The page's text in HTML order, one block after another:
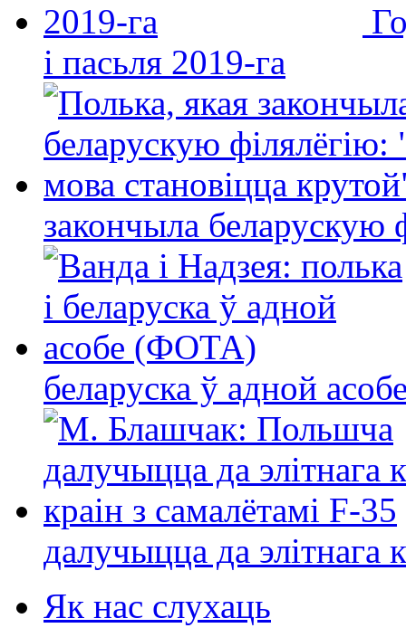
і пасьля 2019-га
закончыла беларускую
беларуска ў адной
далучыцца да элітнага
Як нас слухаць